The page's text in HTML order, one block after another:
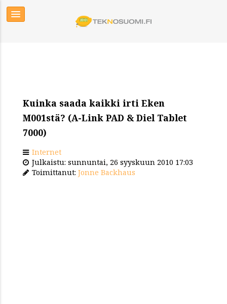
Kuinka saada kaikki irti Eken
M001stä? (A-Link PAD & Diel Tablet
7000)
Internet
Julkaistu: sunnuntai, 26 syyskuun 2010 17:03
Toimittanut: Jonne Backhaus